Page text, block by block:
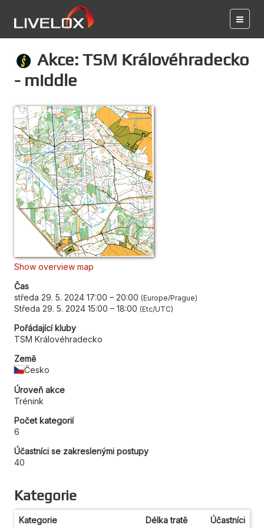
Akce: TSM Královéhradecko
- middle
Show overview map
Čas
středa 29. 5. 2024 17:00 – 20:00 Europe/Prague
Středa 29. 5. 2024 15:00 – 18:00 Etc/UTC
Pořádající kluby
TSM Královéhradecko
Země
Česko
Úroveň akce
Trénink
Počet kategorií
6
Účastníci se zakreslenými postupy
40
Kategorie
Kategorie Délka tratě Účastníci